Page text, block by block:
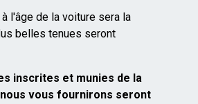
l'âge de la voiture sera la
belles tenues seront
inscrites et munies de la
vous fournirons seront